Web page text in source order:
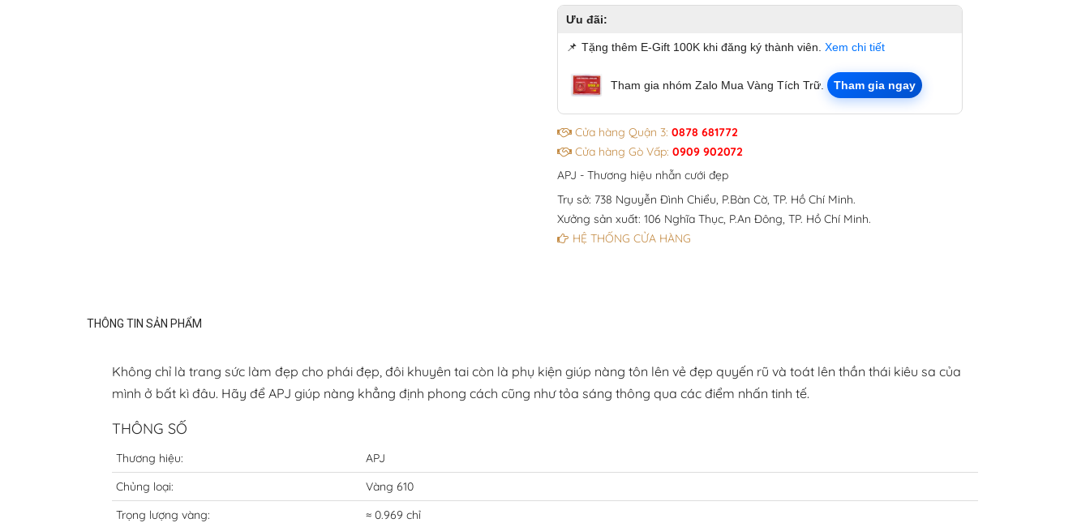
Ưu đãi:
📌 Tặng thêm E-Gift 100K khi đăng ký thành viên. Xem chi tiết
Tham gia nhóm Zalo Mua Vàng Tích Trữ. Tham gia ngay
Cửa hàng Quận 3: 0878 681772
Cửa hàng Gò Vấp: 0909 902072
APJ - Thương hiệu nhẫn cưới đẹp
Trụ sở: 738 Nguyễn Đình Chiểu, P.Bàn Cờ, TP. Hồ Chí Minh.
Xưởng sản xuất: 106 Nghĩa Thục, P.An Đông, TP. Hồ Chí Minh.
HỆ THỐNG CỬA HÀNG
THÔNG TIN SẢN PHẨM
Không chỉ là trang sức làm đẹp cho phái đẹp, đôi khuyên tai còn là phụ kiện giúp nàng tôn lên vẻ đẹp quyến rũ và toát lên thần thái kiêu sa của
mình ở bất kì đâu. Hãy để APJ giúp nàng khẳng định phong cách cũng như tỏa sáng thông qua các điểm nhấn tinh tế.
THÔNG SỐ
Thương hiệu:
APJ
Chủng loại:
Vàng 610
Trọng lượng vàng:
≈ 0.969 chỉ